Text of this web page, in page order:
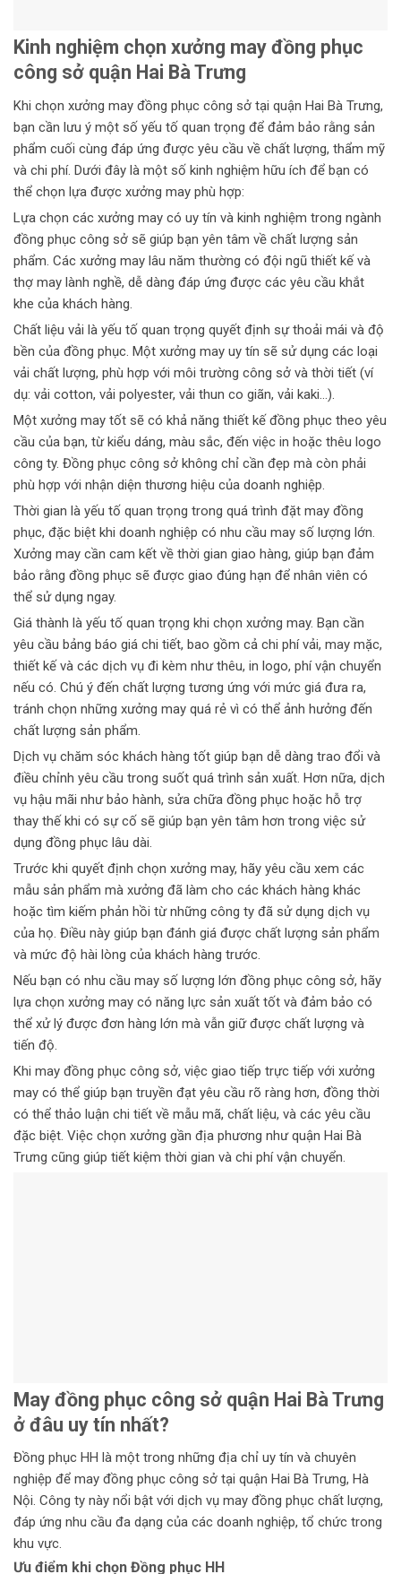
Kinh nghiệm chọn xưởng may đồng phục
công sở quận Hai Bà Trưng
Khi chọn xưởng may đồng phục công sở tại quận Hai Bà Trưng,
bạn cần lưu ý một số yếu tố quan trọng để đảm bảo rằng sản
phẩm cuối cùng đáp ứng được yêu cầu về chất lượng, thẩm mỹ
và chi phí. Dưới đây là một số kinh nghiệm hữu ích để bạn có
thể chọn lựa được xưởng may phù hợp:
Lựa chọn các xưởng may có uy tín và kinh nghiệm trong ngành
đồng phục công sở sẽ giúp bạn yên tâm về chất lượng sản
phẩm. Các xưởng may lâu năm thường có đội ngũ thiết kế và
thợ may lành nghề, dễ dàng đáp ứng được các yêu cầu khắt
khe của khách hàng.
Chất liệu vải là yếu tố quan trọng quyết định sự thoải mái và độ
bền của đồng phục. Một xưởng may uy tín sẽ sử dụng các loại
vải chất lượng, phù hợp với môi trường công sở và thời tiết (ví
dụ: vải cotton, vải polyester, vải thun co giãn, vải kaki…).
Một xưởng may tốt sẽ có khả năng thiết kế đồng phục theo yêu
cầu của bạn, từ kiểu dáng, màu sắc, đến việc in hoặc thêu logo
công ty. Đồng phục công sở không chỉ cần đẹp mà còn phải
phù hợp với nhận diện thương hiệu của doanh nghiệp.
Thời gian là yếu tố quan trọng trong quá trình đặt may đồng
phục, đặc biệt khi doanh nghiệp có nhu cầu may số lượng lớn.
Xưởng may cần cam kết về thời gian giao hàng, giúp bạn đảm
bảo rằng đồng phục sẽ được giao đúng hạn để nhân viên có
thể sử dụng ngay.
Giá thành là yếu tố quan trọng khi chọn xưởng may. Bạn cần
yêu cầu bảng báo giá chi tiết, bao gồm cả chi phí vải, may mặc,
thiết kế và các dịch vụ đi kèm như thêu, in logo, phí vận chuyển
nếu có. Chú ý đến chất lượng tương ứng với mức giá đưa ra,
tránh chọn những xưởng may quá rẻ vì có thể ảnh hưởng đến
chất lượng sản phẩm.
Dịch vụ chăm sóc khách hàng tốt giúp bạn dễ dàng trao đổi và
điều chỉnh yêu cầu trong suốt quá trình sản xuất. Hơn nữa, dịch
vụ hậu mãi như bảo hành, sửa chữa đồng phục hoặc hỗ trợ
thay thế khi có sự cố sẽ giúp bạn yên tâm hơn trong việc sử
dụng đồng phục lâu dài.
Trước khi quyết định chọn xưởng may, hãy yêu cầu xem các
mẫu sản phẩm mà xưởng đã làm cho các khách hàng khác
hoặc tìm kiếm phản hồi từ những công ty đã sử dụng dịch vụ
của họ. Điều này giúp bạn đánh giá được chất lượng sản phẩm
và mức độ hài lòng của khách hàng trước.
Nếu bạn có nhu cầu may số lượng lớn đồng phục công sở, hãy
lựa chọn xưởng may có năng lực sản xuất tốt và đảm bảo có
thể xử lý được đơn hàng lớn mà vẫn giữ được chất lượng và
tiến độ.
Khi may đồng phục công sở, việc giao tiếp trực tiếp với xưởng
may có thể giúp bạn truyền đạt yêu cầu rõ ràng hơn, đồng thời
có thể thảo luận chi tiết về mẫu mã, chất liệu, và các yêu cầu
đặc biệt. Việc chọn xưởng gần địa phương như quận Hai Bà
Trưng cũng giúp tiết kiệm thời gian và chi phí vận chuyển.
May đồng phục công sở quận Hai Bà Trưng
ở đâu uy tín nhất?
Đồng phục HH là một trong những địa chỉ uy tín và chuyên
nghiệp để may đồng phục công sở tại quận Hai Bà Trưng, Hà
Nội. Công ty này nổi bật với dịch vụ may đồng phục chất lượng,
đáp ứng nhu cầu đa dạng của các doanh nghiệp, tổ chức trong
khu vực.
Ưu điểm khi chọn Đồng phục HH